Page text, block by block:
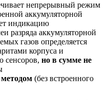
непрерывный режим
аккумуляторной
индикацию
разряда аккумуляторной
газов определяется
корпуса и
сенсоров, но в сумме не
(без встроенного